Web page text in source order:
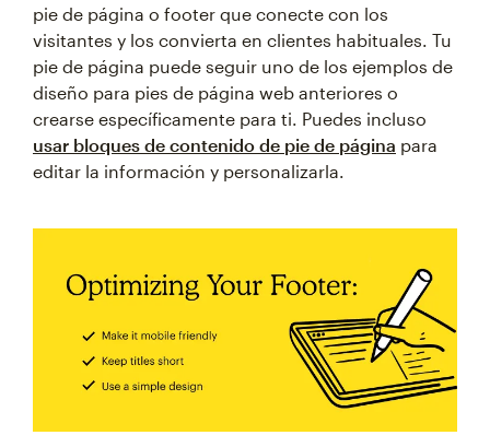
pie de página o footer que conecte con los
visitantes y los convierta en clientes habituales. Tu
pie de página puede seguir uno de los ejemplos de
diseño para pies de página web anteriores o
crearse específicamente para ti. Puedes incluso
usar bloques de contenido de pie de página para
editar la información y personalizarla.